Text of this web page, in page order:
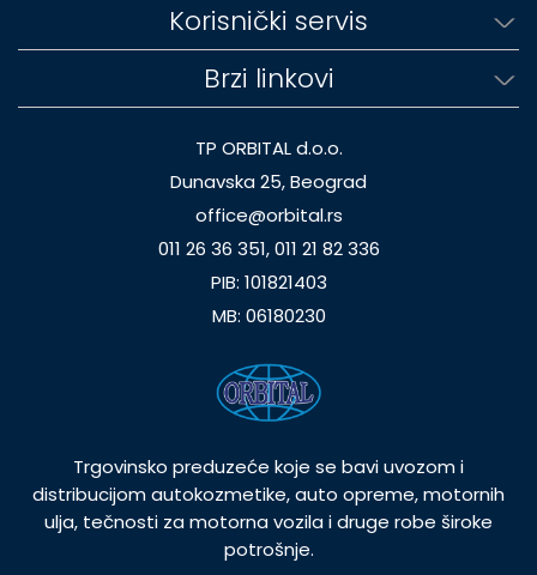
Korisnički servis
Brzi linkovi
TP ORBITAL d.o.o.
Dunavska 25, Beograd
office@orbital.rs
011 26 36 351, 011 21 82 336
PIB: 101821403
MB: 06180230
Trgovinsko preduzeće koje se bavi uvozom i
distribucijom autokozmetike, auto opreme, motornih
ulja, tečnosti za motorna vozila i druge robe široke
potrošnje.